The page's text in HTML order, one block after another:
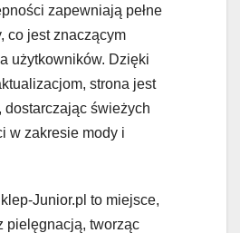
zapewniają pełne
co jest znaczącym
użytkowników. Dzięki
strona jest
dostarczając świeżych
w zakresie mody i
Junior.pl to miejsce,
pielęgnacją, tworząc